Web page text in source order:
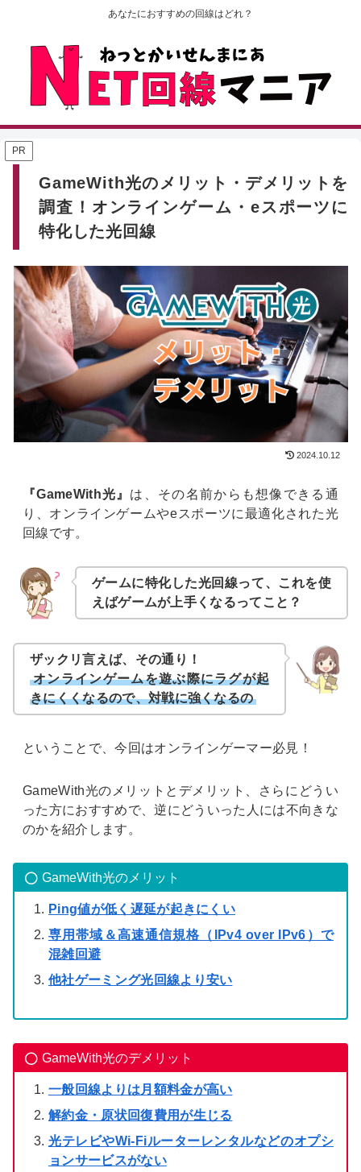
あなたにおすすめの回線はどれ？
PR
GameWith光のメリット・デメリットを
調査！オンラインゲーム・eスポーツに
特化した光回線
2024.10.12
『GameWith光』 は、その名前からも想像できる通
り、オンラインゲームやeスポーツに最適化された光
回線です。
ゲームに特化した光回線って、これを使
えばゲームが上手くなるってこと？
ザックリ言えば、その通り！
オンラインゲームを遊ぶ際にラグが起
きにくくなるので、対戦に強くなるの
ということで、今回はオンラインゲーマー必見！
GameWith光のメリットとデメリット、さらにどうい
った方におすすめで、逆にどういった人には不向きな
のかを紹介します。
GameWith光のメリット
Ping値が低く遅延が起きにくい
専用帯域＆高速通信規格（IPv4 over IPv6）で
混雑回避
他社ゲーミング光回線より安い
GameWith光のデメリット
一般回線よりは月額料金が高い
解約金・原状回復費用が生じる
光テレビやWi-Fiルーターレンタルなどのオプシ
ョンサービスがない